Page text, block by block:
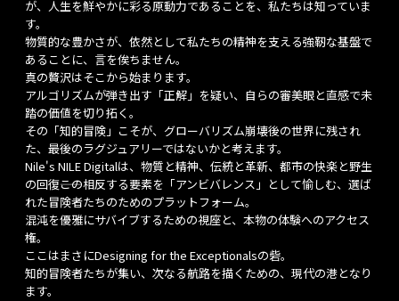
が、人生を鮮やかに彩る原動力であることを、私たちは知っていま
す。
物質的な豊かさが、依然として私たちの精神を支える強靭な基盤で
あることに、言を俟ちません。
真の贅沢はそこから始まります。
アルゴリズムが弾き出す「正解」を疑い、自らの審美眼と直感で未
踏の価値を切り拓く。
その「知的冒険」こそが、グローバリズム崩壊後の世界に残され
た、最後のラグジュアリーではないかと考えます。
Nile's NILE Digitalは、物質と精神、伝統と革新、都市の快楽と野生
の回復――この相反する要素を「アンビバレンス」として愉しむ、選ば
れた冒険者たちのためのプラットフォーム。
混沌を優雅にサバイブするための視座と、本物の体験へのアクセス
権。
ここはまさにDesigning for the Exceptionalsの砦。
知的冒険者たちが集い、次なる航路を描くための、現代の港となり
ます。